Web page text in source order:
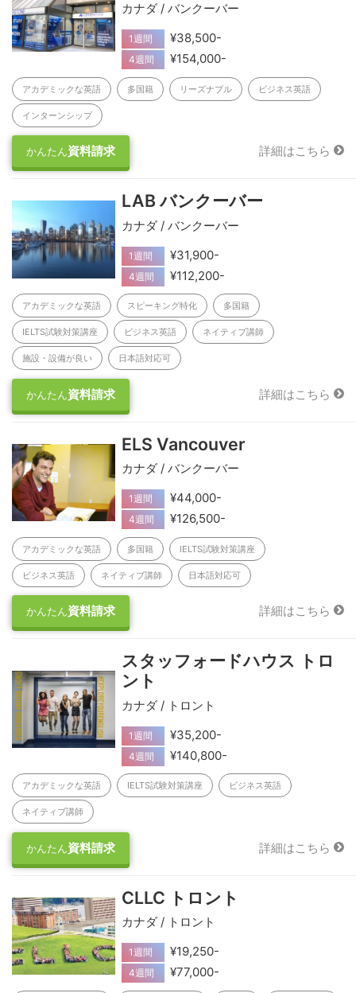
カナダ / バンクーバー
1週間 ¥38,500-
4週間 ¥154,000-
アカデミックな英語 多国籍 リーズナブル ビジネス英語
インターンシップ
かんたん資料請求 詳細はこちら
LAB バンクーバー
カナダ / バンクーバー
1週間 ¥31,900-
4週間 ¥112,200-
アカデミックな英語 スピーキング特化 多国籍
IELTS試験対策講座 ビジネス英語 ネイティブ講師
施設・設備が良い 日本語対応可
かんたん資料請求 詳細はこちら
ELS Vancouver
カナダ / バンクーバー
1週間 ¥44,000-
4週間 ¥126,500-
アカデミックな英語 多国籍 IELTS試験対策講座
ビジネス英語 ネイティブ講師 日本語対応可
かんたん資料請求 詳細はこちら
スタッフォードハウス トロ
ント
カナダ / トロント
1週間 ¥35,200-
4週間 ¥140,800-
アカデミックな英語 IELTS試験対策講座 ビジネス英語
ネイティブ講師
かんたん資料請求 詳細はこちら
CLLC トロント
カナダ / トロント
1週間 ¥19,250-
4週間 ¥77,000-